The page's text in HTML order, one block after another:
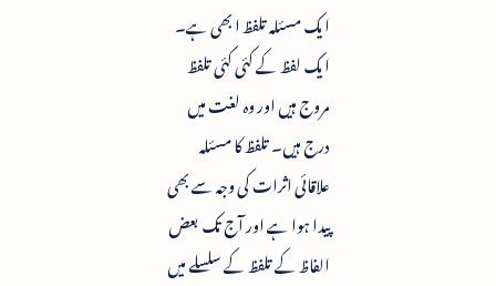
ایک مسئلہ تلفظ ا بھی ہے۔
ایک لفظ کے کئی کئی تلفظ
مروج ہیں اور وہ لغت میں
درج ہیں۔ تلفظ کا مسئلہ
علاقائی اثرات کی وجہ سے بھی
پیدا ہوا ہے اور آج تک بعض
الفاظ کے تلفظ کے سلسلے میں